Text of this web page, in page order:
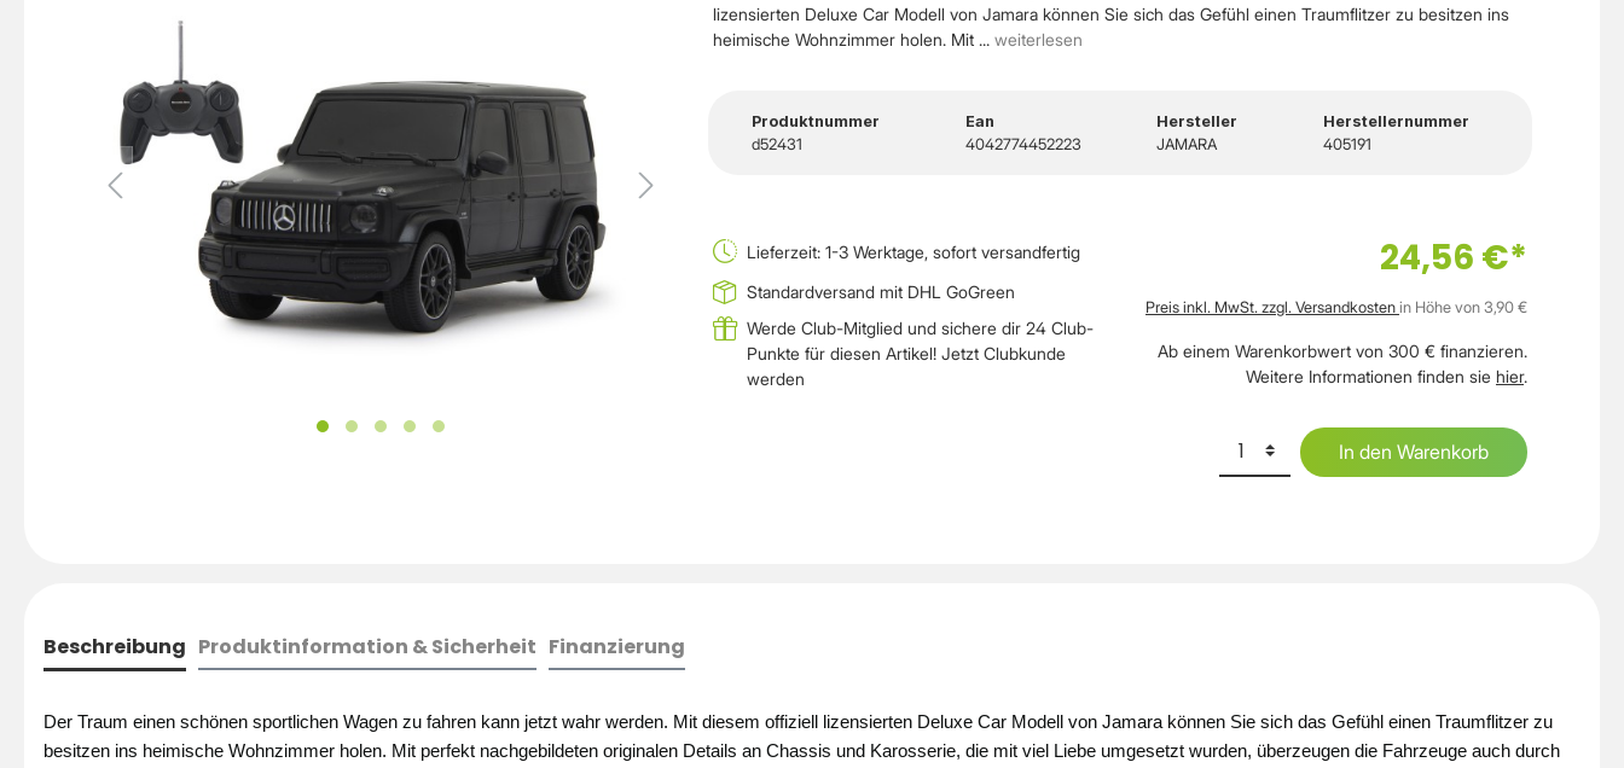
lizensierten Deluxe Car Modell von Jamara können Sie sich das Gefühl einen Traumflitzer zu besitzen ins
heimische Wohnzimmer holen. Mit ... weiterlesen
Produktnummer
d52431
Ean
4042774452223
Hersteller
JAMARA
Herstellernummer
405191
Lieferzeit: 1-3 Werktage, sofort versandfertig
Standardversand mit DHL GoGreen
Werde Club-Mitglied und sichere dir 24 Club-
Punkte für diesen Artikel! Jetzt Clubkunde
werden
24,56 €*
Preis inkl. MwSt. zzgl. Versandkosten in Höhe von 3,90 €
Ab einem Warenkorbwert von 300 € finanzieren.
Weitere Informationen finden sie hier.
In den Warenkorb
Beschreibung Produktinformation & Sicherheit Finanzierung
Der Traum einen schönen sportlichen Wagen zu fahren kann jetzt wahr werden. Mit diesem offiziell lizensierten Deluxe Car Modell von Jamara können Sie sich das Gefühl einen Traumflitzer zu
besitzen ins heimische Wohnzimmer holen. Mit perfekt nachgebildeten originalen Details an Chassis und Karosserie, die mit viel Liebe umgesetzt wurden, überzeugen die Fahrzeuge auch durch